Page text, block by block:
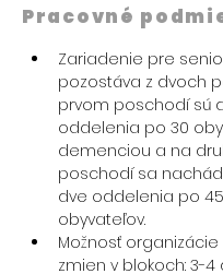
Pracovné
Zariadenie pre
pozostáva z dvoch
prvom poschodí sú
oddelenia po 30
demenciou a na
poschodí sa
dve oddelenia po 45
obyvateľov.
Možnosť organizácie
zmien v blokoch: 3-